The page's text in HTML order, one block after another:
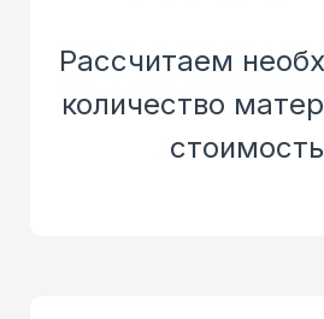
Рассчитаем
количество
стоимость